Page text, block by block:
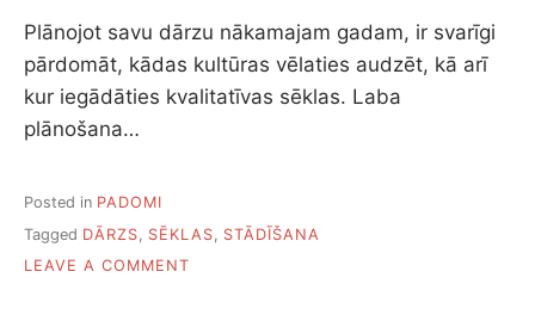
Plānojot savu dārzu nākamajam gadam, ir svarīgi
pārdomāt, kādas kultūras vēlaties audzēt, kā arī
kur iegādāties kvalitatīvas sēklas. Laba
plānošana…
Posted in PADOMI
Tagged DĀRZS SĒKLAS
STĀDĪŠANA
LEAVE A COMMENT